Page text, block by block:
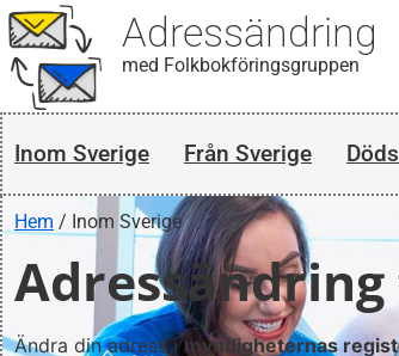
Adressändring
med Folkbokföringsgruppen
Inom Sverige Från Sverige
Hem / Inom Sverige
Ändra din adress imyndigheternas